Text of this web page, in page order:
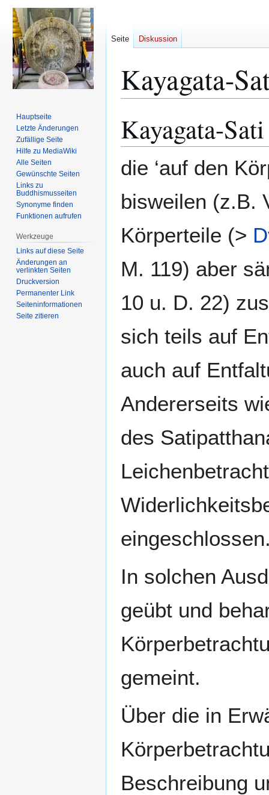
Kayagata-
Navigation
springen
Suche
springen
Kayagata-
die ‘auf den
bisweilen (z.B.
Körperteile (>
M. 119) aber
10 u. D. 22)
sich teils auf
auch auf
Andererseits
des
In solchen
geübt und
gemeint.
Über die in
Beschreibung
Seite Diskussion
Hauptseite
Letzte Änderungen
Zufällige Seite
Hilfe zu MediaWiki
Alle Seiten
Gewünschte Seiten
Links zu
Buddhismusseiten
Synonyme finden
Funktionen aufrufen
Werkzeuge
Links auf diese Seite
Änderungen an
verlinkten Seiten
Druckversion
Permanenter Link
Seiten­­informationen
Seite zitieren